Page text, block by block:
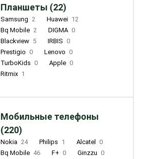
Планшеты (22)
Samsung 2 Huawei 12
Bq Mobile 2 DIGMA 0
Blackview 5 IRBIS 0
Prestigio 0 Lenovo 0
TurboKids 0 Apple 0
Ritmix 1
Мобильные телефоны
(220)
Nokia 24 Philips 1 Alcatel
0
Bq Mobile 46 F+ 0 Ginzzu 0